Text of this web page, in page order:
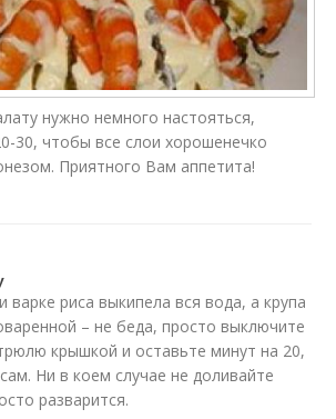
нужно немного настояться,
30, чтобы все слои хорошенечко
Приятного Вам аппетита!
варке риса выкипела вся вода, а крупа
– не беда, просто выключите
крышкой и оставьте минут на 20,
Ни в коем случае не доливайте
разварится.